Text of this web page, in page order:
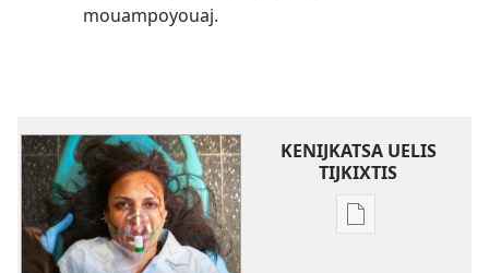
mouampoyouaj.
KENIJKATSA UELIS
TIJKIXTIS
Uelis